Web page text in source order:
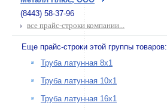
(8443) 58-37-96
все прайс-строки компании...
Еще прайс-строки этой группы товаров:
Труба латунная 8х1
Труба латунная 10х1
Труба латунная 16х1